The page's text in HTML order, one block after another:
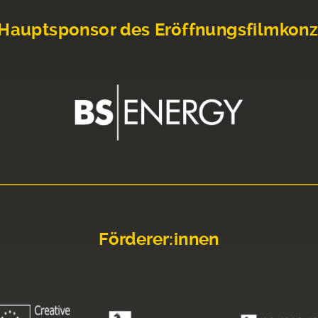
des
Förderer:innen